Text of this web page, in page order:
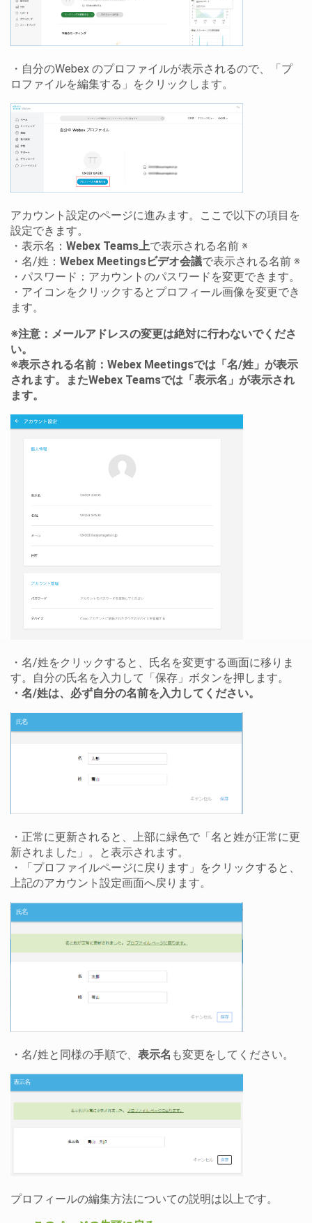
・自分のWebex のプロファイルが表示されるので、「プ
ロファイルを編集する」をクリックします。
アカウント設定のページに進みます。ここで以下の項目を
設定できます。
・表示名： Webex Teams上で表示される名前 ※
・名/姓： Webex Meetingsビデオ会議で表示される名前 ※
・パスワード：アカウントのパスワードを変更できます。
・アイコンをクリックするとプロフィール画像を変更でき
ます。
※注意：メールアドレスの変更は絶対に行わないでくださ
い。
※表示される名前：Webex Meetingsでは「名/姓」が表示
されます。またWebex Teamsでは「表示名」が表示され
ます。
・名/姓をクリックすると、氏名を変更する画面に移りま
す。自分の氏名を入力して「保存」ボタンを押します。
・名/姓は、必ず自分の名前を入力してください。
・正常に更新されると、上部に緑色で「名と姓が正常に更
新されました」。と表示されます。
・「プロファイルページに戻ります」をクリックすると、
上記のアカウント設定画面へ戻ります。
・名/姓と同様の手順で、 表示名 も変更をしてください。
プロフィールの編集方法についての説明は以上です。